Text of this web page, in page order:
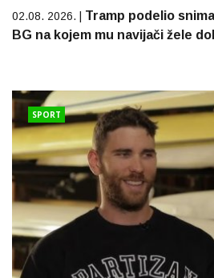
02.08. 2026. | Tramp podelio
BG na kojem mu navijači žele
SPORT